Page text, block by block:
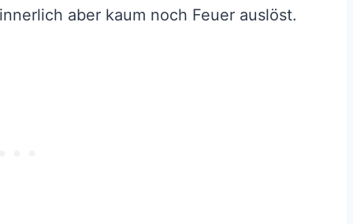
aber kaum noch Feuer auslöst.